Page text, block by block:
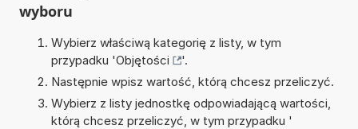
wyboru
Wybierz właściwą kategorię z listy, w tym
przypadku 'Objętości
'.
Następnie wpisz wartość, którą chcesz przeliczyć.
Wybierz z listy jednostkę odpowiadającą wartości,
którą chcesz przeliczyć, w tym przypadku '